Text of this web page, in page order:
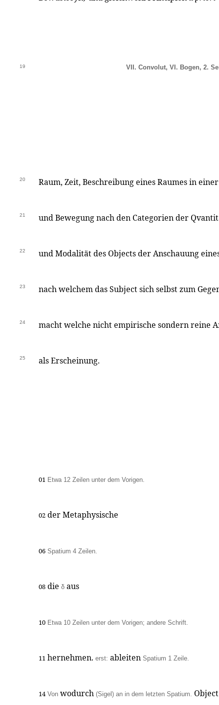
19 VII. Convolut, VI. Bogen, 2.
20 Raum, Zeit, Beschreibung eines Raumes in
21 und Bewegung nach den Categorien der
22 und Modalität des Objects der Anschauung
23 nach welchem das Subject sich selbst zum
24 macht welche nicht empirische sondern reine
25 als Erscheinung.
01 Etwa 12 Zeilen unter dem Vorigen.
02 der Metaphysische
06 Spatium 4 Zeilen.
08 die δ aus
10 Etwa 10 Zeilen unter dem Vorigen; andere Schrift.
11 hernehmen. erst: ableiten Spatium 1 Zeile.
14 Von wodurch (Sigel) an in dem letzten Spatium.